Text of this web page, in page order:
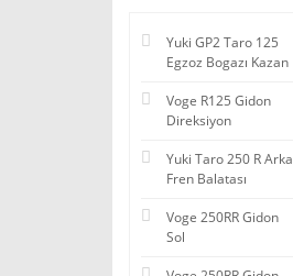
Yuki GP2 Taro 125
Egzoz Bogazı Kazan
Voge R125 Gidon
Direksiyon
Yuki Taro 250 R Arka
Fren Balatası
Voge 250RR Gidon
Sol